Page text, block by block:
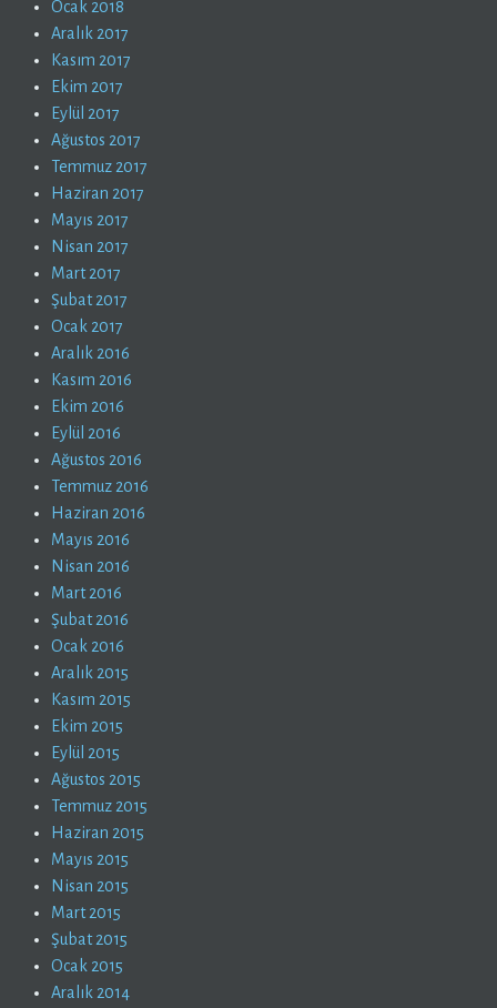
Ocak 2018
Aralık 2017
Kasım 2017
Ekim 2017
Eylül 2017
Ağustos 2017
Temmuz 2017
Haziran 2017
Mayıs 2017
Nisan 2017
Mart 2017
Şubat 2017
Ocak 2017
Aralık 2016
Kasım 2016
Ekim 2016
Eylül 2016
Ağustos 2016
Temmuz 2016
Haziran 2016
Mayıs 2016
Nisan 2016
Mart 2016
Şubat 2016
Ocak 2016
Aralık 2015
Kasım 2015
Ekim 2015
Eylül 2015
Ağustos 2015
Temmuz 2015
Haziran 2015
Mayıs 2015
Nisan 2015
Mart 2015
Şubat 2015
Ocak 2015
Aralık 2014